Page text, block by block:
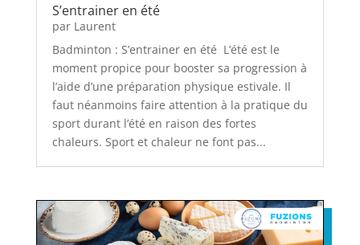
S’entrainer en été
par Laurent
Badminton : S’entrainer en été L’été est le
moment propice pour booster sa progression à
l’aide d’une préparation physique estivale. Il
faut néanmoins faire attention à la pratique du
sport durant l’été en raison des fortes
chaleurs. Sport et chaleur ne font pas...